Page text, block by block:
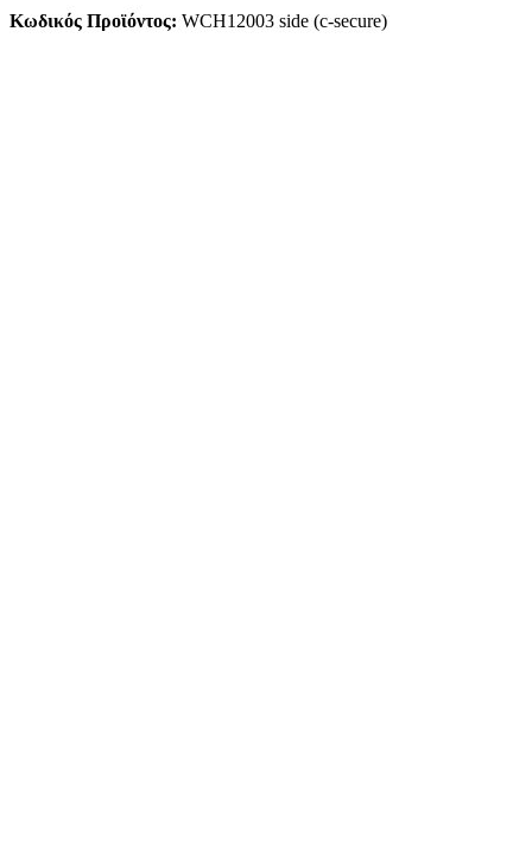
Κωδικός Προϊόντος: WCH12003 side (c-secure)